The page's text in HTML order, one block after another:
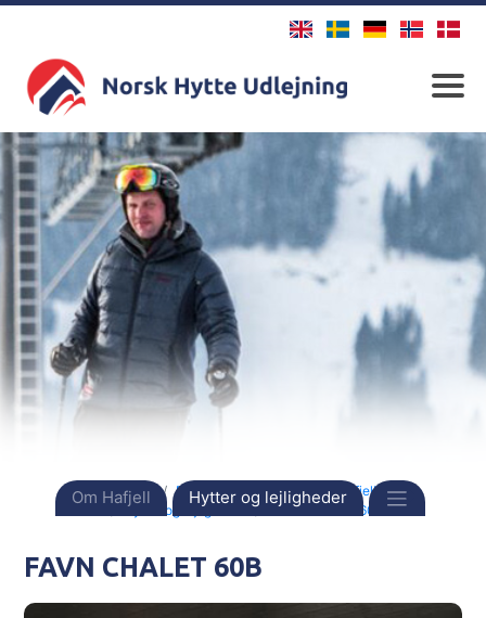
Om Hafjell Hytter og lejligheder
Forside Destinationer Norge
Hafjell
Hytter og lejligheder
FAVN CHALET 60B
FAVN CHALET 60B